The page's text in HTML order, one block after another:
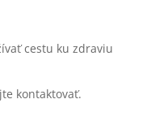
cestu ku zdraviu
kontaktovať.